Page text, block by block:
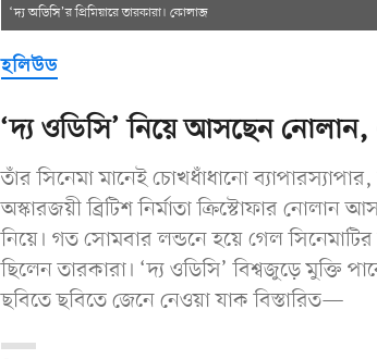
‘দ্য অডিসি’র প্রিমিয়ারে তারকারা। কোলাজ
হলিউড
‘দ্য ওডিসি’ নিয়ে আসছেন
তাঁর সিনেমা মানেই চোখধাঁধানো
অস্কারজয়ী ব্রিটিশ নির্মাতা ক্রিস্টোফার নোলান
নিয়ে। গত সোমবার লন্ডনে হয়ে গেল সিনেমাটির
ছিলেন তারকারা। ‘দ্য ওডিসি’ বিশ্বজুড়ে মুক্তি
ছবিতে ছবিতে জেনে নেওয়া যাক বিস্তারিত—